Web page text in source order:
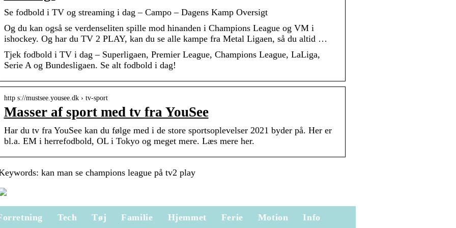
Se fodbold i TV og streaming i dag – Campo – Dagens Kamp Oversigt
Og du kan også se verdenseliten spille mod hinanden i Champions League og VM i
ishockey. Og har du TV 2 PLAY, kan du se alle kampe fra Metal Ligaen, så du altid …
Tjek fodbold i TV i dag – Superligaen, Premier League, Champions League, LaLiga,
Serie A og Bundesligaen. Se alt fodbold i dag!
http s://mustsee.yousee.dk › tv-sport
Masser af sport med tv fra YouSee
Har du tv fra YouSee kan du følge med i de store sportsoplevelser 2021 byder på. Her er
bl.a. EM i herrefodbold, OL i Tokyo og meget mere. Læs mere her.
kan man se champions league på tv2 play
Tech Tøj Familie Hjemmet Ferie Motion Info